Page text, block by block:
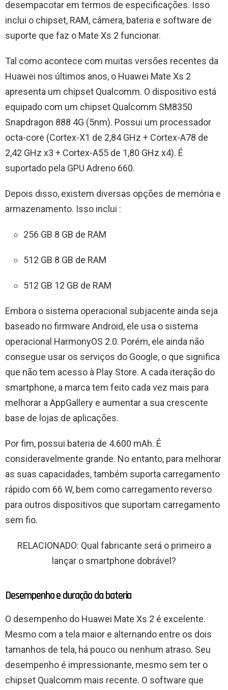
desempacotar em termos de especificações. Isso
inclui o chipset, RAM, câmera, bateria e software de
suporte que faz o Mate Xs 2 funcionar.
Tal como acontece com muitas versões recentes da
Huawei nos últimos anos, o Huawei Mate Xs 2
apresenta um chipset Qualcomm. O dispositivo está
equipado com um chipset Qualcomm SM8350
Snapdragon 888 4G (5nm). Possui um processador
octa-core (Cortex-X1 de 2,84 GHz + Cortex-A78 de
2,42 GHz x3 + Cortex-A55 de 1,80 GHz x4). É
suportado pela GPU Adreno 660.
Depois disso, existem diversas opções de memória e
armazenamento. Isso inclui :
256 GB 8 GB de RAM
512 GB 8 GB de RAM
512 GB 12 GB de RAM
Embora o sistema operacional subjacente ainda seja
baseado no firmware Android, ele usa o sistema
operacional HarmonyOS 2.0. Porém, ele ainda não
consegue usar os serviços do Google, o que significa
que não tem acesso à Play Store. A cada iteração do
smartphone, a marca tem feito cada vez mais para
melhorar a AppGallery e aumentar a sua crescente
base de lojas de aplicações.
Por fim, possui bateria de 4.600 mAh. É
consideravelmente grande. No entanto, para melhorar
as suas capacidades, também suporta carregamento
rápido com 66 W, bem como carregamento reverso
para outros dispositivos que suportam carregamento
sem fio.
RELACIONADO: Qual fabricante será o primeiro a
lançar o smartphone dobrável?
Desempenho e duração da bateria
O desempenho do Huawei Mate Xs 2 é excelente.
Mesmo com a tela maior e alternando entre os dois
tamanhos de tela, há pouco ou nenhum atraso. Seu
desempenho é impressionante, mesmo sem ter o
chipset Qualcomm mais recente. O software que